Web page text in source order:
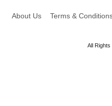
About Us Terms &
All